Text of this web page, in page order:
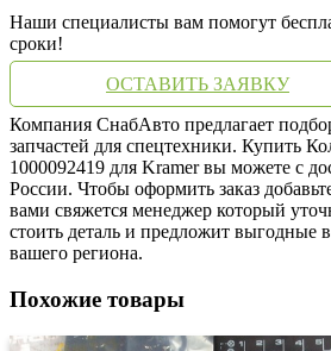
Наши специалисты вам помогут
сроки!
ОСТАВИТЬ ЗАЯВКУ
Компания СнабАвто предлагает
запчастей для спецтехники. Купить
1000092419 для Kramer вы можете с
России. Чтобы оформить заказ
вами свяжется менеджер который
стоить деталь и предложит выгодные
вашего региона.
Похожие товары